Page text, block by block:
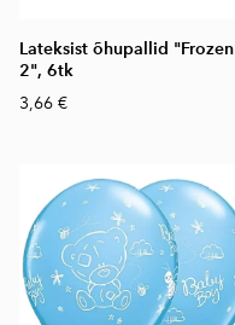
Lateksist õhupallid "Frozen
2", 6tk
3,66 €